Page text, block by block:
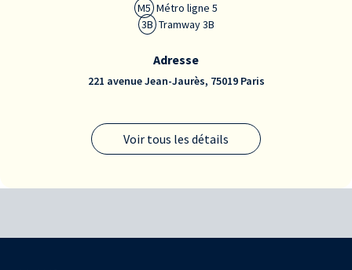
Voir tous les détails
M5 Métro ligne 5
3B Tramway 3B
Adresse
221 avenue Jean-Jaurès, 75019 Paris